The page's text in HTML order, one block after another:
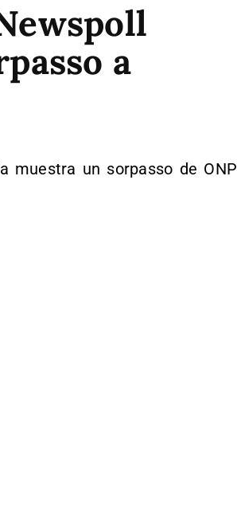
a
muestra un sorpasso de ONP